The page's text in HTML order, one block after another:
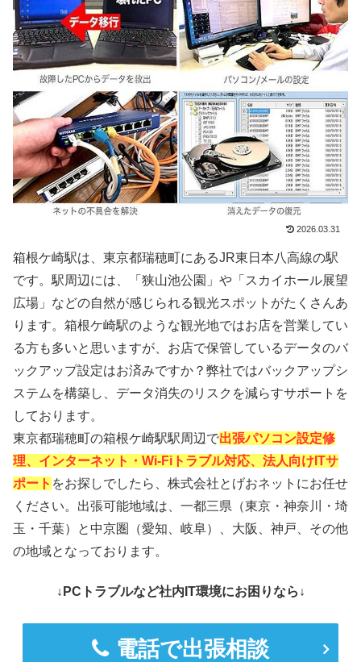
2026.03.31
箱根ケ崎駅は、東京都瑞穂町にあるJR東日本八高線の駅
です。駅周辺には、「狭山池公園」や「スカイホール展望
広場」などの自然が感じられる観光スポットがたくさんあ
ります。箱根ケ崎駅のような観光地ではお店を営業してい
る方も多いと思いますが、お店で保管しているデータのバ
ックアップ設定はお済みですか？弊社ではバックアップシ
ステムを構築し、データ消失のリスクを減らすサポートを
しております。
東京都瑞穂町の箱根ケ崎駅駅周辺で出張パソコン設定修
理、インターネット・Wi-Fiトラブル対応、法人向けITサ
ポート をお探しでしたら、株式会社とげおネットにお任せ
ください。出張可能地域は、一都三県（東京・神奈川・埼
玉・千葉）と中京圏（愛知、岐阜）、大阪、神戸、その他
の地域となっております。
↓PCトラブルなど社内IT環境にお困りなら↓
電話で出張相談